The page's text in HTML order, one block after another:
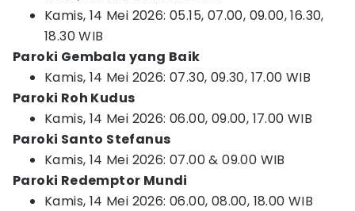
Kamis, 14 Mei 2026: 05.15, 07.00, 09.00, 16.30,
18.30 WIB
Paroki Gembala yang Baik
Kamis, 14 Mei 2026: 07.30, 09.30, 17.00 WIB
Paroki Roh Kudus
Kamis, 14 Mei 2026: 06.00, 09.00, 17.00 WIB
Paroki Santo Stefanus
Kamis, 14 Mei 2026: 07.00 & 09.00 WIB
Paroki Redemptor Mundi
Kamis, 14 Mei 2026: 06.00, 08.00, 18.00 WIB